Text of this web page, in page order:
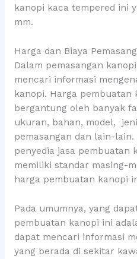
kanopi kaca tempered ini
mm.
Harga dan Biaya
Dalam pemasangan
mencari informasi
kanopi. Harga pembuatan
bergantung oleh banyak
ukuran, bahan, model,
pemasangan dan lain-
penyedia jasa pembuatan
memiliki standar masing-
harga pembuatan kanopi
Pada umumnya, yang
pembuatan kanopi ini
dapat mencari informasi
yang berada di sekitar